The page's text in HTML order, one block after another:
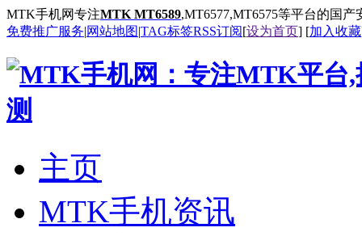
MTK手机网专注MTK MT6589,MT6577,MT6575等平台的国产
免费推广服务|网站地图|TAG标签RSS订阅[设为首页] [加入收藏
主页
MTK手机资讯